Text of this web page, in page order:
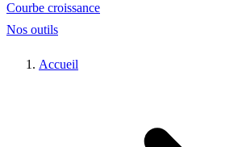
Courbe croissance
Nos outils
Accueil